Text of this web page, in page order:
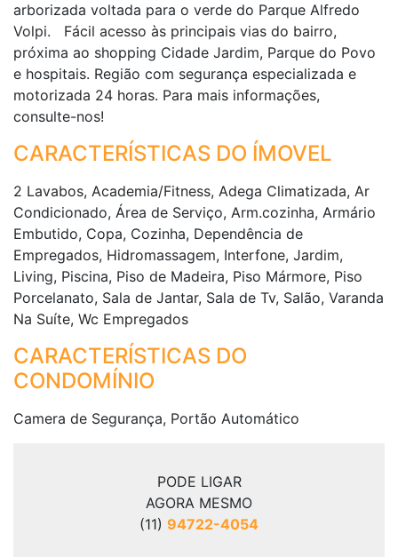
PODE LIGAR
AGORA MESMO
(11) 94722-4054
arborizada voltada para o verde do Parque Alfredo
Volpi. Fácil acesso às principais vias do bairro,
próxima ao shopping Cidade Jardim, Parque do Povo
e hospitais. Região com segurança especializada e
motorizada 24 horas. Para mais informações,
consulte-nos!
CARACTERÍSTICAS DO ÍMOVEL
2 Lavabos, Academia/Fitness, Adega Climatizada, Ar
Condicionado, Área de Serviço, Arm.cozinha, Armário
Embutido, Copa, Cozinha, Dependência de
Empregados, Hidromassagem, Interfone, Jardim,
Living, Piscina, Piso de Madeira, Piso Mármore, Piso
Porcelanato, Sala de Jantar, Sala de Tv, Salão, Varanda
Na Suíte, Wc Empregados
CARACTERÍSTICAS DO
CONDOMÍNIO
Camera de Segurança, Portão Automático